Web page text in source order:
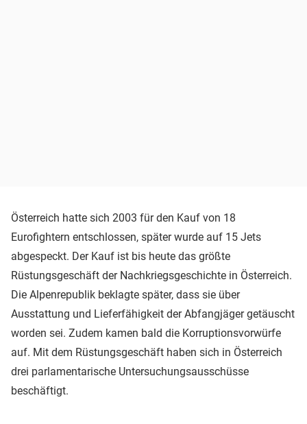
Österreich hatte sich 2003 für den Kauf von 18
Eurofightern entschlossen, später wurde auf 15 Jets
abgespeckt. Der Kauf ist bis heute das größte
Rüstungsgeschäft der Nachkriegsgeschichte in Österreich.
Die Alpenrepublik beklagte später, dass sie über
Ausstattung und Lieferfähigkeit der Abfangjäger getäuscht
worden sei. Zudem kamen bald die Korruptionsvorwürfe
auf. Mit dem Rüstungsgeschäft haben sich in Österreich
drei parlamentarische Untersuchungsausschüsse
beschäftigt.